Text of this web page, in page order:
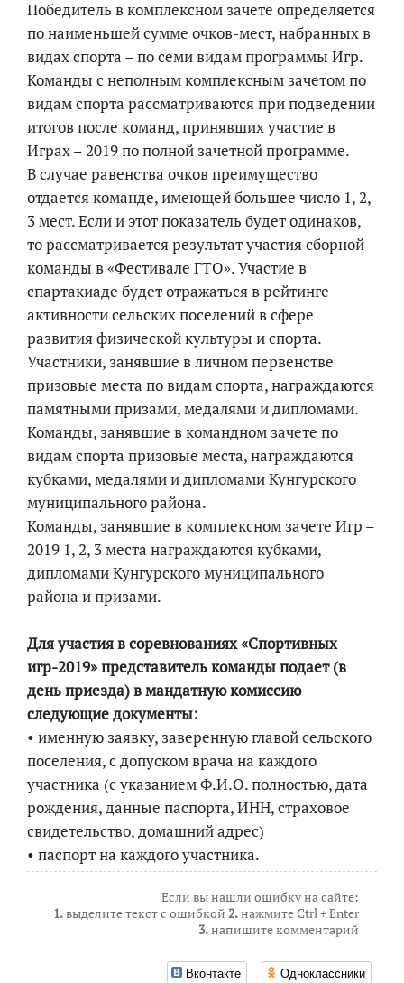
Победитель в комплексном зачете определяется
по наименьшей сумме очков-мест, набранных в
видах спорта – по семи видам программы Игр.
Команды с неполным комплексным зачетом по
видам спорта рассматриваются при подведении
итогов после команд, принявших участие в
Играх – 2019 по полной зачетной программе.
В случае равенства очков преимущество
отдается команде, имеющей большее число 1, 2,
3 мест. Если и этот показатель будет одинаков,
то рассматривается результат участия сборной
команды в «Фестивале ГТО». Участие в
спартакиаде будет отражаться в рейтинге
активности сельских поселений в сфере
развития физической культуры и спорта.
Участники, занявшие в личном первенстве
призовые места по видам спорта, награждаются
памятными призами, медалями и дипломами.
Команды, занявшие в командном зачете по
видам спорта призовые места, награждаются
кубками, медалями и дипломами Кунгурского
муниципального района.
Команды, занявшие в комплексном зачете Игр –
2019 1, 2, 3 места награждаются кубками,
дипломами Кунгурского муниципального
района и призами.
Для участия в соревнованиях «Спортивных
игр-2019» представитель команды подает (в
день приезда) в мандатную комиссию
следующие документы:
• именную заявку, заверенную главой сельского
поселения, с допуском врача на каждого
участника (с указанием Ф.И.О. полностью, дата
рождения, данные паспорта, ИНН, страховое
свидетельство, домашний адрес)
• паспорт на каждого участника.
Если вы нашли ошибку на сайте:
1.выделите текст с ошибкой 2.нажмите Ctrl + Enter
3.напишите комментарий
Вконтакте Одноклассники